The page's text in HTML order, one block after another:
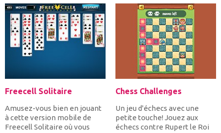
Freecell Solitaire
Amusez-vous bien en jouant
à cette version mobile de
Freecell Solitaire où vous
Chess Challenges
Un jeu d'échecs avec une
petite touche! Jouez aux
échecs contre Rupert le Roi